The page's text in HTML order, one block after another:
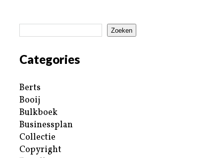
Zoeken
Categories
Berts
Booij
Bulkboek
Businessplan
Collectie
Copyright